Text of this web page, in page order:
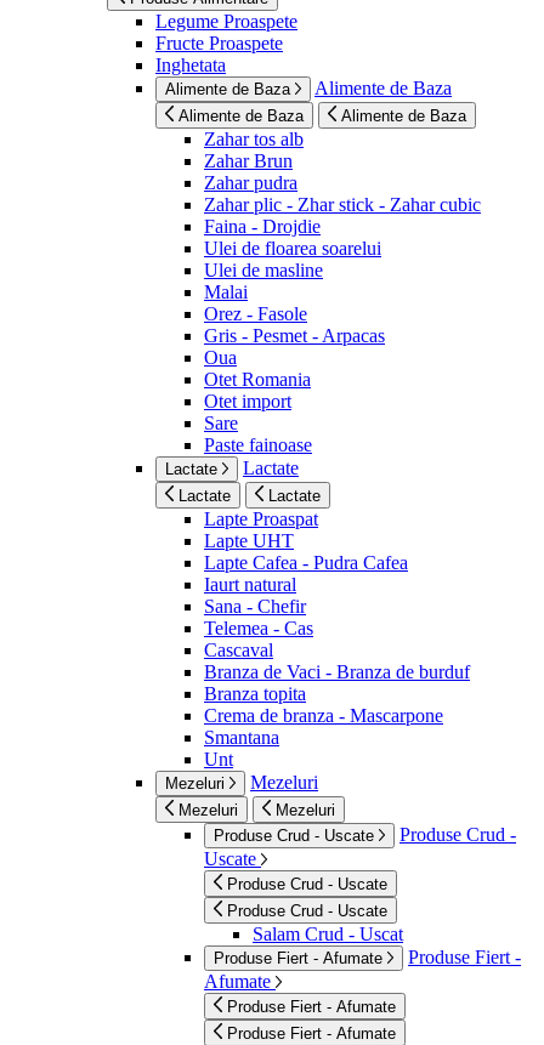
Legume Proaspete
Fructe Proaspete
Inghetata
Alimente de Baza Alimente de Baza
Alimente de Baza Alimente de Baza
Zahar tos alb
Zahar Brun
Zahar pudra
Zahar plic - Zhar stick - Zahar cubic
Faina - Drojdie
Ulei de floarea soarelui
Ulei de masline
Malai
Orez - Fasole
Gris - Pesmet - Arpacas
Oua
Otet Romania
Otet import
Sare
Paste fainoase
Lactate Lactate
Lactate Lactate
Lapte Proaspat
Lapte UHT
Lapte Cafea - Pudra Cafea
Iaurt natural
Sana - Chefir
Telemea - Cas
Cascaval
Branza de Vaci - Branza de burduf
Branza topita
Crema de branza - Mascarpone
Smantana
Unt
Mezeluri Mezeluri
Mezeluri
Mezeluri
Produse Crud - Uscate
Produse Crud -
Uscate
Produse Crud - Uscate
Produse Crud - Uscate
Salam Crud - Uscat
Produse Fiert - Afumate
Produse Fiert -
Afumate
Produse Fiert - Afumate
Produse Fiert - Afumate